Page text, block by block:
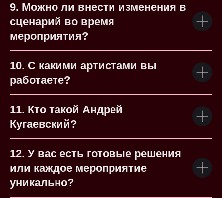
9. Можно ли внести изменения в
сценарий во время
мероприятия?
10. С какими артистами вы
работаете?
11. Кто такой Андрей
Кугаевский?
12. У вас есть готовые решения
или каждое мероприятие
уникально?